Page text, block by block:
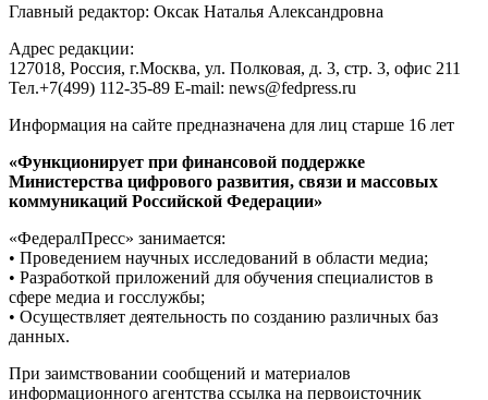
Главный редактор: Оксак Наталья Александровна
Адрес редакции:
127018, Россия, г.Москва, ул. Полковая, д. 3, стр. 3, офис 211
Тел.+7(499) 112-35-89 E-mail: news@fedpress.ru
Информация на сайте предназначена для лиц старше 16 лет
«Функционирует при финансовой поддержке
Министерства цифрового развития, связи и массовых
коммуникаций Российской Федерации»
«ФедералПресс» занимается:
• Проведением научных исследований в области медиа;
• Разработкой приложений для обучения специалистов в
сфере медиа и госслужбы;
• Осуществляет деятельность по созданию различных баз
данных.
При заимствовании сообщений и материалов
информационного агентства ссылка на первоисточник